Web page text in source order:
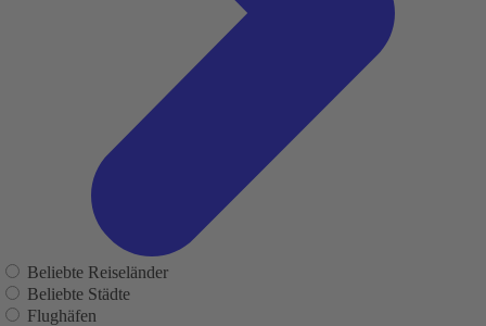
Beliebte Reiseländer
Beliebte Städte
Flughäfen